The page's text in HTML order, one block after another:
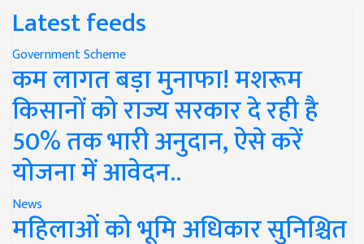
Latest feeds
Government Scheme
कम लागत बड़ा मुनाफा! मशरूम
किसानों को राज्य सरकार दे रही है
50% तक भारी अनुदान, ऐसे करें
योजना में आवेदन..
News
महिलाओं को भूमि अधिकार सुनिश्चित